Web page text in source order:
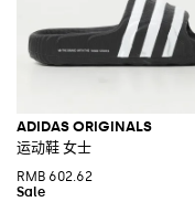
ADIDAS ORIGINALS
运动鞋 女士
RMB 602.62